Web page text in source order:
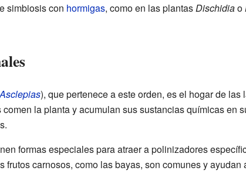
simbiosis con hormigas, como en las plantasDischidiao
), que pertenece a este orden, es el hogar de
comen la planta y acumulan sus sustancias químicas en
formas especiales para atraer a polinizadores
frutos carnosos, como las bayas, son comunes y